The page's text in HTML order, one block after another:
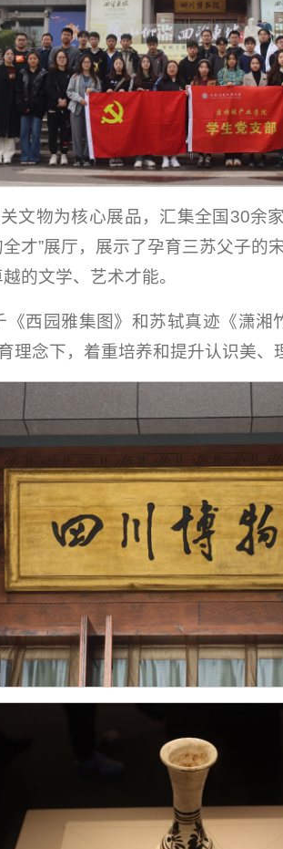
文物为核心展品，汇集全国30余
全才”展厅，展示了孕育三苏父子
的文学、艺术才能。
西园雅集图》和苏轼真迹《潇湘
理念下，着重培养和提升认识美、